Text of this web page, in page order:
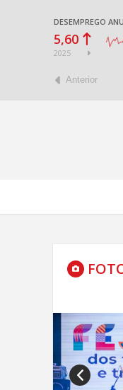
Anterior
DESEMPREGO
5,60
2025